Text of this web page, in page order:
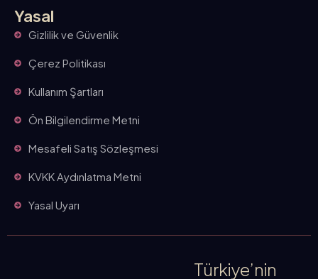
Yasal
Gizlilik ve Güvenlik
Çerez Politikası
Kullanım Şartları
Ön Bilgilendirme Metni
Mesafeli Satış Sözleşmesi
KVKK Aydınlatma Metni
Yasal Uyarı
Türkiye’nin